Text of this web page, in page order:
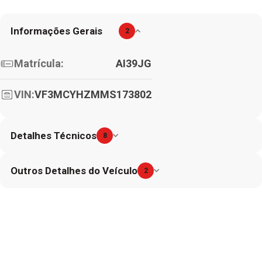
Informações Gerais 2
Matrícula: AI39JG
VIN:VF3MCYHZMMS173802
Detalhes Técnicos 8
Outros Detalhes do Veículo 2